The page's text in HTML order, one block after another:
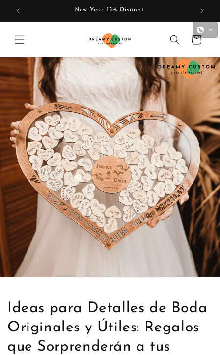
Skip to
content
New Year 15% Disount
Cart
Ideas para Detalles de Boda
Originales y Útiles: Regalos
que Sorprenderán a tus